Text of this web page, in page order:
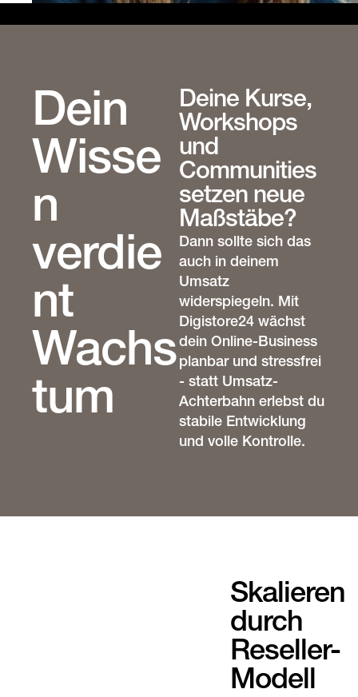
Dein
Wisse
n
verdie
nt
Wachs
tum
Deine Kurse,
Workshops
und
Communities
setzen neue
Maßstäbe?
Dann sollte sich das
auch in deinem
Umsatz
widerspiegeln. Mit
Digistore24 wächst
dein Online-Business
planbar und stressfrei
- statt Umsatz-
Achterbahn erlebst du
stabile Entwicklung
und volle Kontrolle.
Skalieren
durch
Reseller-
Modell